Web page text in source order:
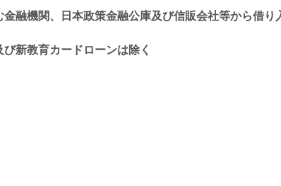
機関、日本政策金融公庫及び信販会社等から借り
新教育カードローンは除く